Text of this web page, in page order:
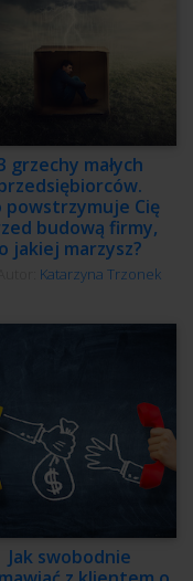
grzechy małych
powstrzymuje Cię
budową firmy,
o jakiej marzysz?
Katarzyna Trzonek
Jak swobodnie